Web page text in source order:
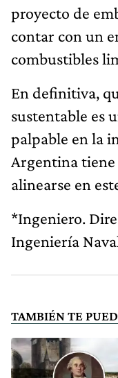
proyecto de
contar con un
combustibles
En definitiva,
sustentable es
palpable en la
Argentina
alinearse en
*Ingeniero.
Ingeniería
TAMBIÉN TE